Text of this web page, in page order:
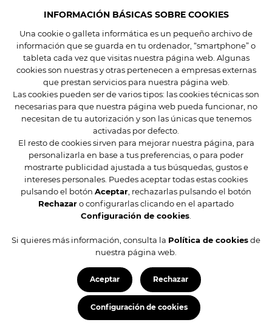
Mi cuenta
Mis pedidos
Mis datos
Mis direcciones
Condiciones de compra
Preguntas frecuentes
Contacta
© 2026 Restaurante Azabache
Aviso legal
Sus datos seguros
Protección de datos
Política de cookies
INFORMACIÓN BÁSICAS SOBRE COOKIES
Una cookie o galleta informática es un pequeño archivo de
información que se guarda en tu ordenador, “smartphone” o
tableta cada vez que visitas nuestra página web. Algunas
cookies son nuestras y otras pertenecen a empresas externas
que prestan servicios para nuestra página web.
Las cookies pueden ser de varios tipos: las cookies técnicas son
necesarias para que nuestra página web pueda funcionar, no
necesitan de tu autorización y son las únicas que tenemos
activadas por defecto.
El resto de cookies sirven para mejorar nuestra página, para
personalizarla en base a tus preferencias, o para poder
mostrarte publicidad ajustada a tus búsquedas, gustos e
intereses personales. Puedes aceptar todas estas cookies
pulsando el botón Aceptar , rechazarlas pulsando el botón
Rechazaro configurarlas clicando en el apartado
Configuración de cookies
Si quieres más información, consulta la Política de cookiesde
nuestra página web.
Aceptar Rechazar
Configuración de cookies